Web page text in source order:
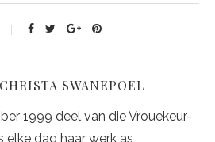
CHRISTA SWANEPOEL
1999 deel van die Vrouekeur-
elke dag haar werk as